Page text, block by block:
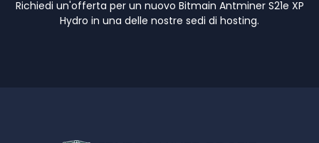
Richiedi un'offerta per un nuovo Bitmain Antminer S21e XP
Hydro in una delle nostre sedi di hosting.